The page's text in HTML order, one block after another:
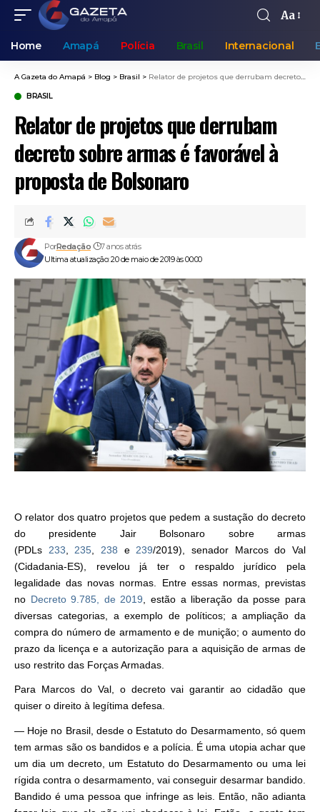
Aa
Home Amapá Polícia Brasil Internacional
A Gazeta do Amapá > Blog > Brasil > Relator de projetos que derrubam decreto sobre armas é favorável à proposta de Bolsonaro
BRASIL
Relator de projetos que derrubam
decreto sobre armas é favorável à
proposta de Bolsonaro
Ultima atualização: 20 de maio de 2019 às 00:00
PorRedação 7 anos atrás
O relator dos quatro projetos que pedem a sustação do decreto
do presidente Jair Bolsonaro sobre armas
(PDLs 233 235 238 e 239/2019), senador Marcos do Val
(Cidadania-ES), revelou já ter o respaldo jurídico pela
legalidade das novas normas. Entre essas normas, previstas
no Decreto 9.785, de 2019 , estão a liberação da posse para
diversas categorias, a exemplo de políticos; a ampliação da
compra do número de armamento e de munição; o aumento do
prazo da licença e a autorização para a aquisição de armas de
uso restrito das Forças Armadas.
Para Marcos do Val, o decreto vai garantir ao cidadão que
quiser o direito à legítima defesa.
— Hoje no Brasil, desde o Estatuto do Desarmamento, só quem
tem armas são os bandidos e a polícia. É uma utopia achar que
um dia um decreto, um Estatuto do Desarmamento ou uma lei
rígida contra o desarmamento, vai conseguir desarmar bandido.
Bandido é uma pessoa que infringe as leis. Então, não adianta